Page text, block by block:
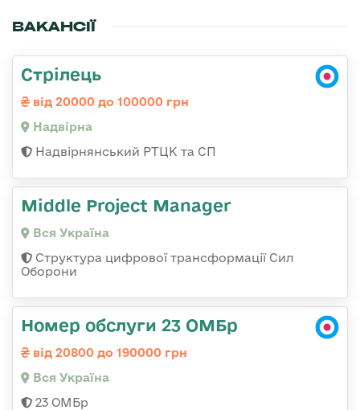
ВАКАНСІЇ
Стрілець
від 20000 до 100000 грн
Надвірна
Надвірнянський РТЦК та СП
Middle Project Manager
Вся Україна
Структура цифрової трансформації Сил
Оборони
Номер обслуги 23 ОМБр
від 20800 до 190000 грн
Вся Україна
23 ОМБр